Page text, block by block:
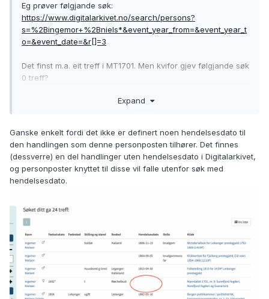
Eg prøver følgjande søk:
https://www.digitalarkivet.no/search/persons?
s=%2Bingemor+%2Bniels*&event_year_from=&event_year_t
o=&event_date=&r[]=3
Det finst m.a. eit treff i MT1701. Men kvifor gjev følgjande søk
0 treff?
s=%2Bingemor+%2Bniels*&event_year_from=1701&event_ye
Expand
Ganske enkelt fordi det ikke er definert noen hendelsesdato til
den handlingen som denne personposten tilhører. Det finnes
(dessverre) en del handlinger uten hendelsesdato i Digitalarkivet,
og personposter knyttet til disse vil falle utenfor søk med
hendelsesdato.